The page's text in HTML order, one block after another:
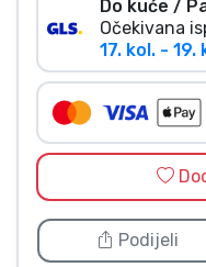
Do kuće /
Očekivana
17. kol. - 19.
Podijeli
Marke